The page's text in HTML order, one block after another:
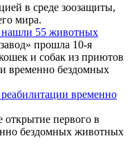
в среде зоозащиты,
мира.
нашли 55 животных
прошла 10-я
и собак из приютов
временно бездомных
временно
открытие первого в
бездомных животных